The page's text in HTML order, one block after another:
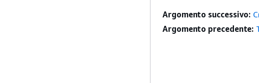
Argomento successivo:
Argomento precedente: